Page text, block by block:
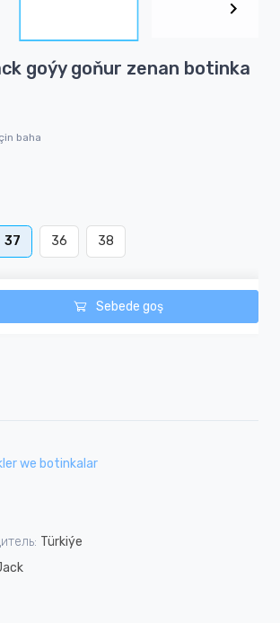
goýy goňur zenan botinka
baha
37 36 38
Sebede goş
we botinkalar
Türkiýe